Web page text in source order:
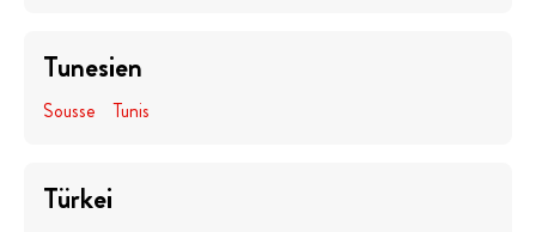
Tunesien
Sousse Tunis
Türkei